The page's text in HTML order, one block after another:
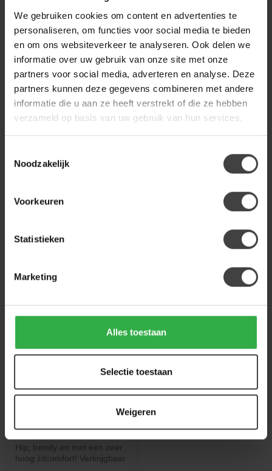
We gebruiken cookies om content en advertenties te
personaliseren, om functies voor social media te bieden
en om ons websiteverkeer te analyseren. Ook delen we
informatie over uw gebruik van onze site met onze
partners voor social media, adverteren en analyse. Deze
partners kunnen deze gegevens combineren met andere
informatie die u aan ze heeft verstrekt of die ze hebben
verzameld op basis van uw gebruik van hun services.
Noodzakelijk
Voorkeuren
Statistieken
Marketing
Alles toestaan
Selectie toestaan
Weigeren
A2 2.5 zits met ottomane
Cuba Thyme -
Showroommodel
€1.799,00
loungebank(47)
rechte bank(47)
Of heb je hulp nodig bij de bestelling? Neem gerust contact
op met onze klantenservice
of
+31
Recent bekeken
WOONMAX
Bank Nashville - 3 zits
Hip, trendy en met een zeer
hoog zitcomfort! Verkrijgbaar